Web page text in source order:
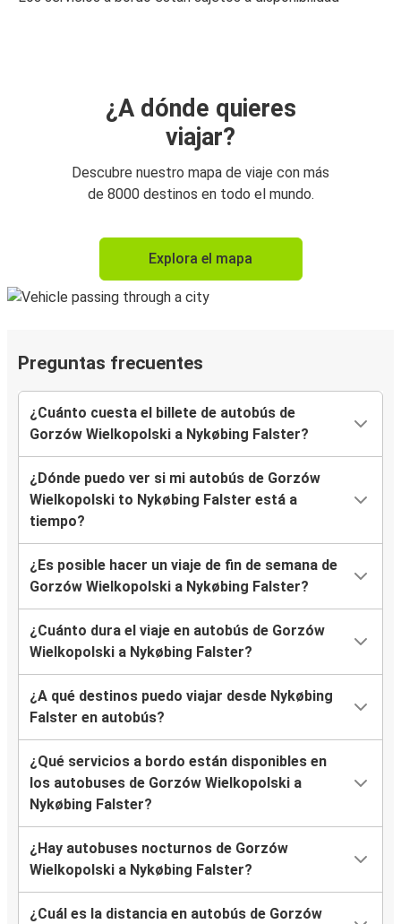
¿A dónde quieres
viajar?
Descubre nuestro mapa de viaje con más
de 8000 destinos en todo el mundo.
Explora el mapa
Preguntas frecuentes
¿Cuánto cuesta el billete de autobús de
Gorzów Wielkopolski a Nykøbing Falster?
¿Dónde puedo ver si mi autobús de Gorzów
Wielkopolski to Nykøbing Falster está a
tiempo?
¿Es posible hacer un viaje de fin de semana de
Gorzów Wielkopolski a Nykøbing Falster?
¿Cuánto dura el viaje en autobús de Gorzów
Wielkopolski a Nykøbing Falster?
¿A qué destinos puedo viajar desde Nykøbing
Falster en autobús?
¿Qué servicios a bordo están disponibles en
los autobuses de Gorzów Wielkopolski a
Nykøbing Falster?
¿Hay autobuses nocturnos de Gorzów
Wielkopolski a Nykøbing Falster?
¿Cuál es la distancia en autobús de Gorzów